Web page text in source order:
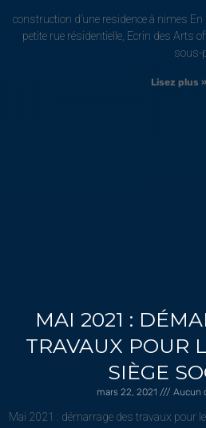
construction d’une residence à nimes
petite rue résidentielle, Ecrin des Arts
sous-
Lisez plus »
MAI 2021 :
TRAVAUX POUR
SIÈGE
mars 22, 2021 Aucun
Mai 2021 : démarrage des travaux pour